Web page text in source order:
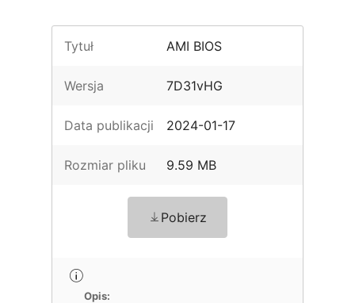
Tytuł AMI BIOS
Wersja 7D31vHG
Data publikacji 2024-01-17
Rozmiar pliku 9.59 MB
Pobierz
Opis: